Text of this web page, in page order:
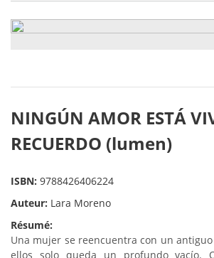
NINGÚN AMOR ESTÁ
RECUERDO (lumen)
ISBN: 9788426406224
Auteur: Lara Moreno
Résumé:
Una mujer se reencuentra con un
ellos solo queda un profundo vacío.